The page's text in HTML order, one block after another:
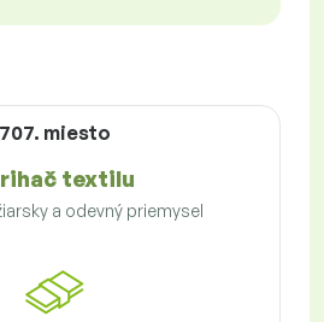
707. miesto
textilu
a odevný priemysel